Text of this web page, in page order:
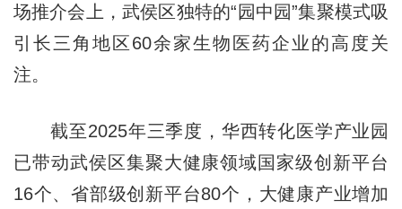
场推介会上，武侯区独特的“园中园”集聚模式吸
引长三角地区60余家生物医药企业的高度关
注。
截至2025年三季度，华西转化医学产业园
已带动武侯区集聚大健康领域国家级创新平台
16个、省部级创新平台80个，大健康产业增加